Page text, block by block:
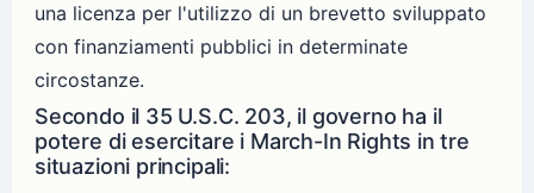
una licenza per l'utilizzo di un brevetto sviluppato
con finanziamenti pubblici in determinate
circostanze.
Secondo il 35 U.S.C. 203, il governo ha il
potere di esercitare i March-In Rights in tre
situazioni principali: